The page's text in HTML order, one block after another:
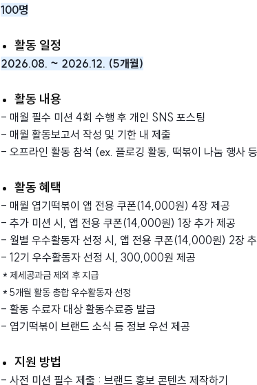
100명
활동 일정
2026.08. ~ 2026.12. (5개월)
활동 내용
- 매월 필수 미션 4회 수행 후 개인 SNS 포스팅
- 매월 활동보고서 작성 및 기한 내 제출
- 오프라인 활동 참석 (ex. 플로깅 활동, 떡볶이 나눔 행사
활동 혜택
- 매월 엽기떡볶이 앱 전용 쿠폰(14,000원) 4장 제공
- 추가 미션 시, 앱 전용 쿠폰(14,000원) 1장 추가 제공
- 월별 우수활동자 선정 시, 앱 전용 쿠폰(14,000원) 2장
- 12기 우수활동자 선정 시, 300,000원 제공
* 제세공과금 제외 후 지급
* 5개월 활동 총합 우수활동자 선정
- 활동 수료자 대상 활동수료증 발급
- 엽기떡볶이 브랜드 소식 등 정보 우선 제공
지원 방법
- 사전 미션 필수 제출 : 브랜드 홍보 콘텐츠 제작하기